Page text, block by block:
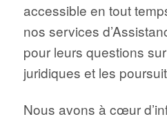
accessible en tout
nos services
pour leurs questions
juridiques et les
Nous avons à cœur